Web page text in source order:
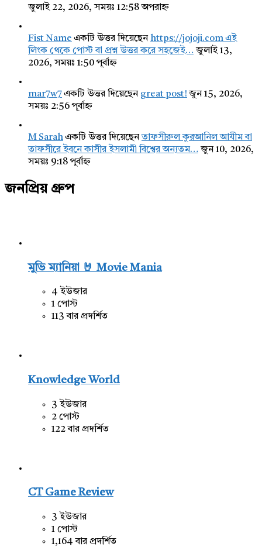
জুলাই 22, 2026, সময়ঃ 12:58 অপরাহ্ন
Fist Name একটি উত্তর দিয়েছেন https://jojoji.com এই
লিংক থেকে পোস্ট বা প্রশ্ন উত্তর করে সহজেই… জুলাই 13,
2026, সময়ঃ 1:50 পূর্বাহ্ন
mar7w7একটি উত্তর দিয়েছেন great post! জুন 15, 2026,
সময়ঃ 2:56 পূর্বাহ্ন
M Sarahএকটি উত্তর দিয়েছেনতাফসীরুল কুরআনিল আযীম বা
তাফসীরে ইবনে কাসীর ইসলামী বিশ্বের অন্যতম… জুন 10, 2026,
সময়ঃ 9:18 পূর্বাহ্ন
জনপ্রিয় গ্রুপ
মুভি ম্যানিয়া 🤘 Movie Mania
4 ইউজার
1 পোস্ট
113 বার প্রদর্শিত
Knowledge World
3 ইউজার
2 পোস্ট
122 বার প্রদর্শিত
CT Game Review
3 ইউজার
1 পোস্ট
1,164 বার প্রদর্শিত